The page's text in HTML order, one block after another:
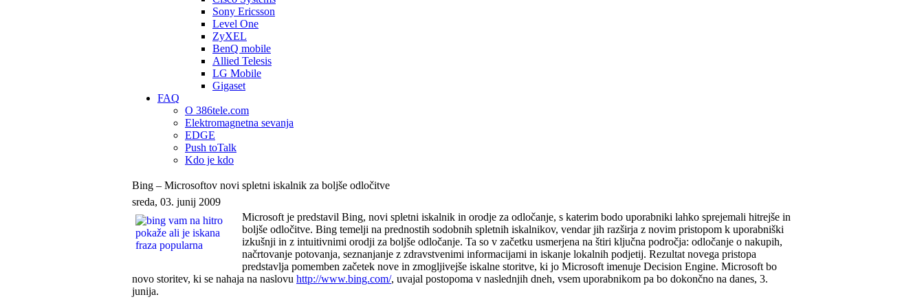
Sony Ericsson
Level One
ZyXEL
BenQ mobile
Allied Telesis
LG Mobile
Gigaset
FAQ
O 386tele.com
Elektromagnetna sevanja
EDGE
Push toTalk
Kdo je kdo
Bing – Microsoftov novi spletni iskalnik za boljše odločitve
sreda, 03. junij 2009
Microsoft je predstavil Bing, novi spletni iskalnik in orodje za odločanje, s katerim bodo uporabniki lahko sprejemali hitrejše in
boljše odločitve. Bing temelji na prednostih sodobnih spletnih iskalnikov, vendar jih razširja z novim pristopom k uporabniški
izkušnji in z intuitivnimi orodji za boljše odločanje. Ta so v začetku usmerjena na štiri ključna področja: odločanje o nakupih,
načrtovanje potovanja, seznanjanje z zdravstvenimi informacijami in iskanje lokalnih podjetij. Rezultat novega pristopa
predstavlja pomemben začetek nove in zmogljivejše iskalne storitve, ki jo Microsoft imenuje Decision Engine. Microsoft bo
novo storitev, ki se nahaja na naslovu http://www.bing.com/, uvajal postopoma v naslednjih dneh, vsem uporabnikom pa bo dokončno na danes, 3.
junija.